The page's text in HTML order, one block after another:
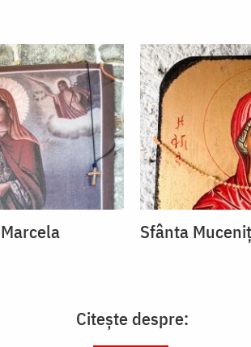
Sfânta
Citește despre: